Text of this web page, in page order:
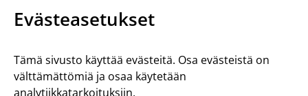
toiseen
palveluun)
siirryt
palveluun)
ikkunaan,
toiseen
palveluun)
uuteen
siirryt
toiseen
Omahelpperi
ikkunaan,
siirryt
Tietoa hoito- ja palveluketjuista
Evästeasetukset
Tämä sivusto käyttää evästeitä. Osa evästeistä on
välttämättömiä ja osaa käytetään
analytiikkatarkoituksiin.